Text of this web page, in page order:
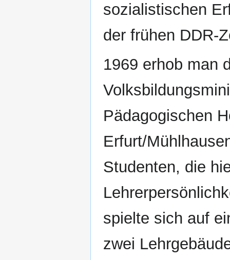
sozialistischen
der frühen DDR-
1969 erhob man
Pädagogischen
Erfurt/
Studenten, die
spielte sich auf
zwei